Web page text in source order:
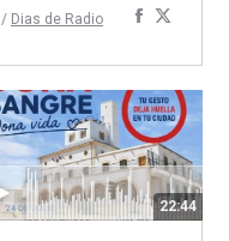
/ Dias de Radio
Compartir
22:44